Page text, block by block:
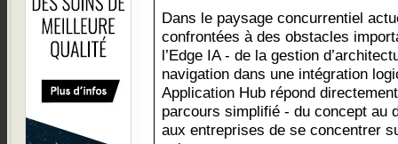
Dans le paysage concurrentiel
confrontées à des obstacles
l’Edge IA - de la gestion
navigation dans une intégration
Application Hub répond
parcours simplifié - du concept au
aux entreprises de se concentrer